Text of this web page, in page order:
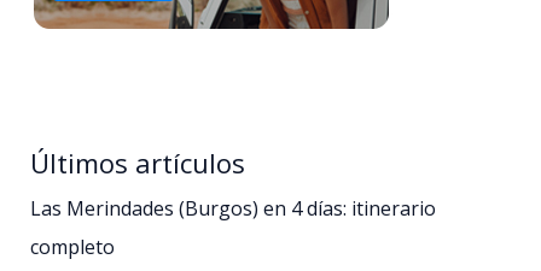
Últimos artículos
Las Merindades (Burgos) en 4 días: itinerario
completo